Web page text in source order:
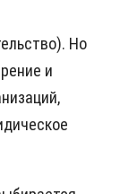
Но
и